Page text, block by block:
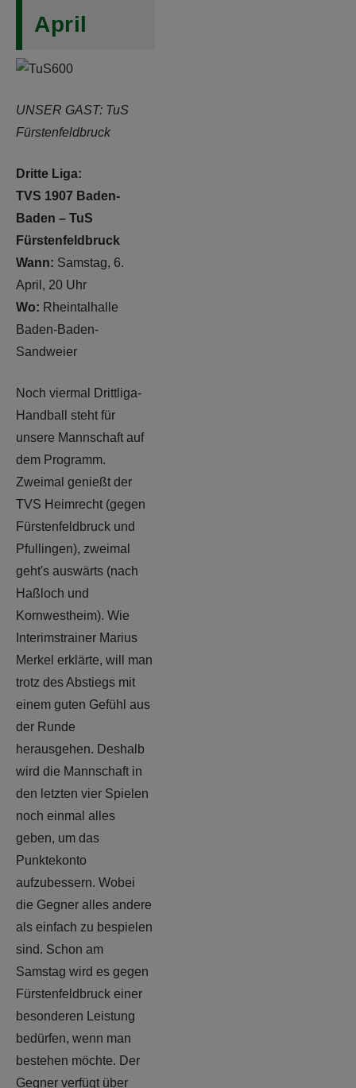
April
UNSER GAST: TuS
Fürstenfeldbruck
Dritte Liga:
TVS 1907 Baden-
Baden – TuS
Fürstenfeldbruck
Wann: Samstag, 6.
April, 20 Uhr
Wo: Rheintalhalle
Baden-Baden-
Sandweier
Noch viermal Drittliga-
Handball steht für
unsere Mannschaft auf
dem Programm.
Zweimal genießt der
TVS Heimrecht (gegen
Fürstenfeldbruck und
Pfullingen), zweimal
geht's auswärts (nach
Haßloch und
Kornwestheim). Wie
Interimstrainer Marius
Merkel erklärte, will man
trotz des Abstiegs mit
einem guten Gefühl aus
der Runde
herausgehen. Deshalb
wird die Mannschaft in
den letzten vier Spielen
noch einmal alles
geben, um das
Punktekonto
aufzubessern. Wobei
die Gegner alles andere
als einfach zu bespielen
sind. Schon am
Samstag wird es gegen
Fürstenfeldbruck einer
besonderen Leistung
bedürfen, wenn man
bestehen möchte. Der
Gegner verfügt über